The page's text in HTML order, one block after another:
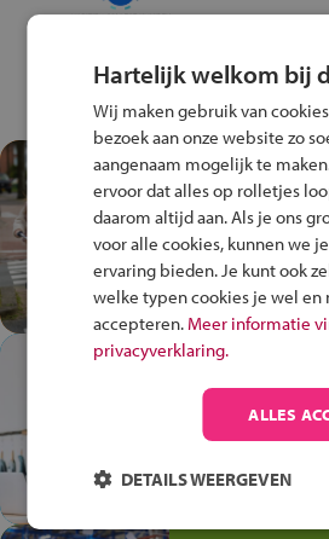
Test je
Fiets Veilig
Speel het Fiets
en win een
In de
plek!
Ontdek via het
anders is!
Hartelijk welkom bij
Wij maken gebruik van
bezoek aan onze website zo
aangenaam mogelijk te
ervoor dat alles op rolletjes
daarom altijd aan. Als je ons
voor alle cookies, kunnen we
ervaring bieden. Je kunt ook
welke typen cookies je wel
accepteren. Meer informatie
privacyverklaring.
ALLES
DETAILS WEERGEVEN